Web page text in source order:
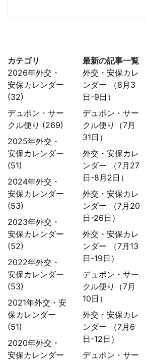
カテゴリ
2026年外交・
安保カレンダー
(32)
デュポン・サー
クル便り (269)
2025年外交・
安保カレンダー
(51)
2024年外交・
安保カレンダー
(53)
2023年外交・
安保カレンダー
(52)
2022年外交・
安保カレンダー
(53)
2021年外交・安
保カレンダー
(51)
2020年外交・
安保カレンダー
最新の記事一覧
外交・安保カレ
ンダー （8月3
日-9日）
デュポン・サー
クル便り（7月
31日）
外交・安保カレ
ンダー （7月27
日-8月2日）
外交・安保カレ
ンダー （7月20
日-26日）
外交・安保カレ
ンダー （7月13
日-19日）
デュポン・サー
クル便り（7月
10日）
外交・安保カレ
ンダー （7月6
日-12日）
デュポン・サー